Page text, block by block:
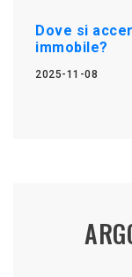
Dove si
immobile?
2025-11-08